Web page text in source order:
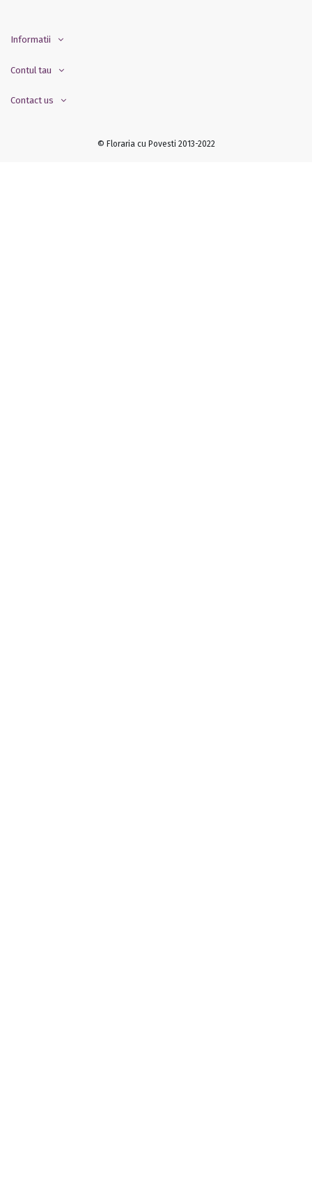
Informatii
Contul tau
Contact us
© Floraria cu Povesti 2013-2022